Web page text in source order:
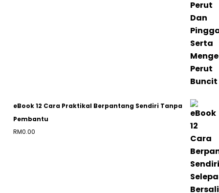
eBook 12 Cara Praktikal Berpantang Sendiri Tanpa
Pembantu
RM0.00